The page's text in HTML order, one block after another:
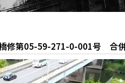
修第05-59-271-0-001号 合